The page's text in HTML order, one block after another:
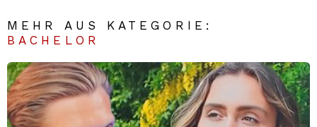
MEHR AUS KATEGORIE:
BACHELOR